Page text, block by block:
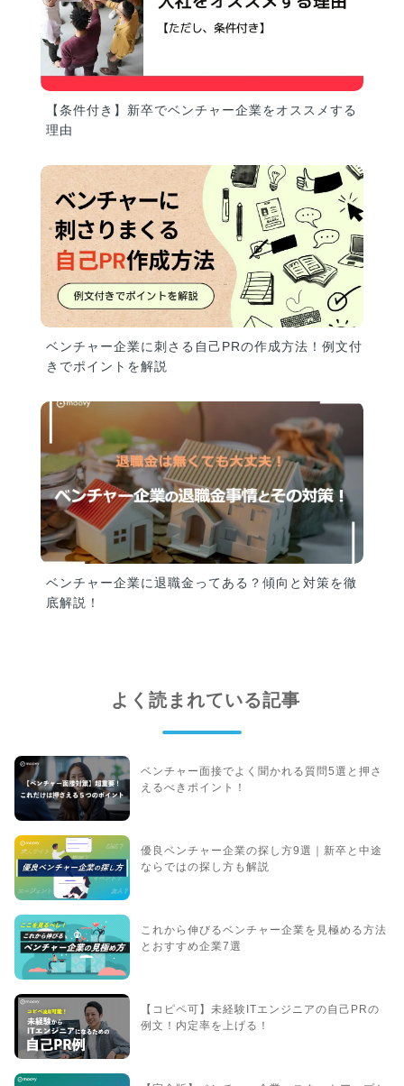
【条件付き】新卒でベンチャー企業をオススメする
理由
ベンチャー企業に刺さる自己PRの作成方法！例文付
きでポイントを解説
ベンチャー企業に退職金ってある？傾向と対策を徹
底解説！
よく読まれている記事
ベンチャー面接でよく聞かれる質問5選と押さ
えるべきポイント！
優良ベンチャー企業の探し方9選｜新卒と中途
ならではの探し方も解説
これから伸びるベンチャー企業を見極める方法
とおすすめ企業7選
【コピペ可】未経験ITエンジニアの自己PRの
例文！内定率を上げる！